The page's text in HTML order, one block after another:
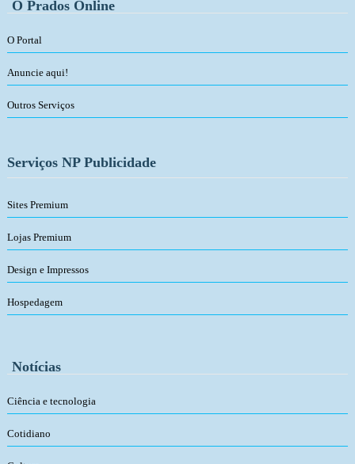
O Prados Online
O Portal
Anuncie aqui!
Outros Serviços
Serviços NP Publicidade
Sites Premium
Lojas Premium
Design e Impressos
Hospedagem
Notícias
Ciência e tecnologia
Cotidiano